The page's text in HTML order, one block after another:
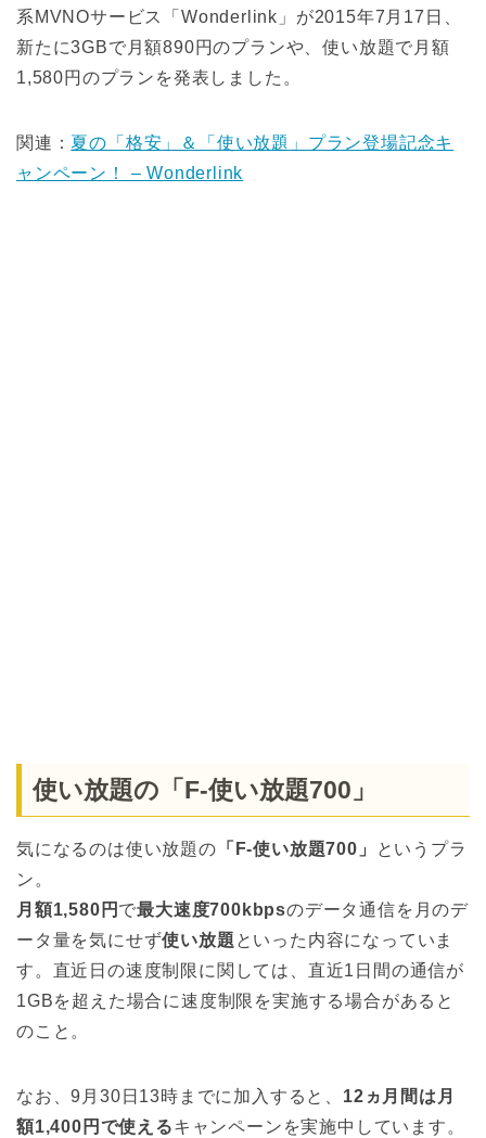
系MVNOサービス「Wonderlink」が2015年7月17日、
新たに3GBで月額890円のプランや、使い放題で月額
1,580円のプランを発表しました。
関連： 夏の「格安」＆「使い放題」プラン登場記念キ
ャンペーン！ – Wonderlink
使い放題の「F-使い放題700」
気になるのは使い放題の 「F-使い放題700」
というプラ
ン。
月額1,580円 で最大速度700kbpsのデータ通信を月のデ
ータ量を気にせず使い放題 といった内容になっていま
す。直近日の速度制限に関しては、直近1日間の通信が
1GBを超えた場合に速度制限を実施する場合があると
のこと。
なお、9月30日13時までに加入すると、 12ヵ月間は月
額1,400円で使えるキャンペーンを実施中しています。